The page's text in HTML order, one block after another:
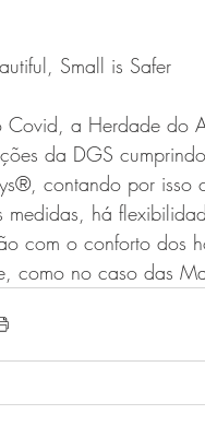
Small is Safer
Covid, a Herdade do
da DGS
contando por isso
medidas, há
com o conforto dos
como no caso das